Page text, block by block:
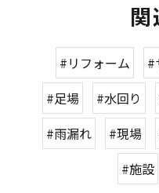
#リフォーム #
#足場
#水回り
#雨漏れ
#現場
#施設